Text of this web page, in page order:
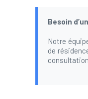
Besoin
Notre
de